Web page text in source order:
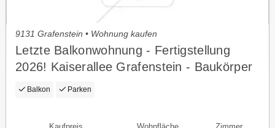
9131 Grafenstein • Wohnung kaufen
Letzte Balkonwohnung - Fertigstellung
2026! Kaiserallee Grafenstein - Baukörper
k3 Top 5 (1.Og)
Balkon Parken